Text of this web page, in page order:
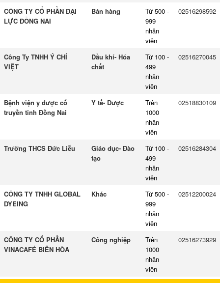
CÔNG TY CỔ PHẦN ĐẠI
LỰC ĐỒNG NAI
Bán hàng
Từ 500 -
999
nhân
viên
02516298592
Công Ty TNHH Ý CHÍ
VIỆT
Dầu khí- Hóa
chất
Từ 100 -
499
nhân
viên
02516270045
Bệnh viện y dược cổ
truyền tỉnh Đồng Nai
Y tế- Dược
Trên
1000
nhân
viên
02518830109
Trường THCS Đức Liễu
Giáo dục- Đào
tạo
Từ 100 -
499
nhân
viên
02516284304
CÔNG TY TNHH GLOBAL
DYEING
Khác
Từ 500 -
999
nhân
viên
02512200024
CÔNG TY CỔ PHẦN
VINACAFÉ BIÊN HÒA
Công nghiệp
Trên
1000
nhân
viên
02516273929